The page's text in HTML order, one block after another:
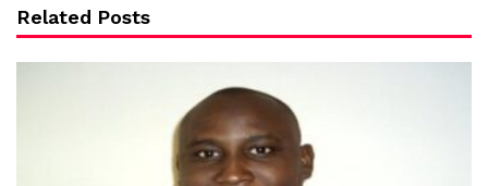
Related Posts